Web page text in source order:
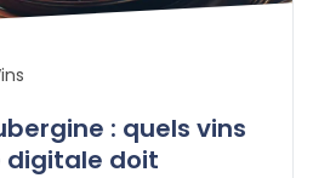
: quels vins
doit